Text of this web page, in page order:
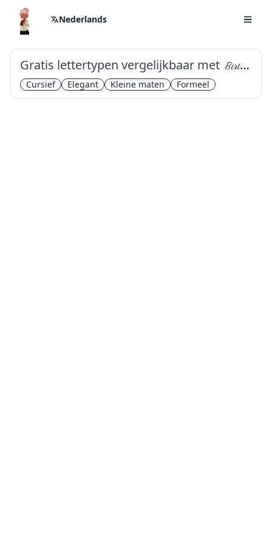
Nederlands
Gratis lettertypen vergelijkbaar met Birthstone
Cursief Elegant Kleine maten Formeel